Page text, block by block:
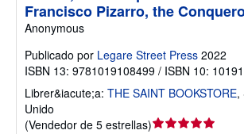
Francisco Pizarro, the
Anonymous
Publicado por Legare Street Press 2022
ISBN 13: 9781019108499 / ISBN 10:
Librer&iacute;a: THE SAINT BOOKSTORE,
Unido
(Vendedor de 5 estrellas)Calificación